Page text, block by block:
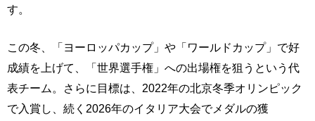
す。
この冬、「ヨーロッパカップ」や「ワールドカップ」で好
成績を上げて、「世界選手権」への出場権を狙うという代
表チーム。さらに目標は、2022年の北京冬季オリンピック
で入賞し、続く2026年のイタリア大会でメダルの獲